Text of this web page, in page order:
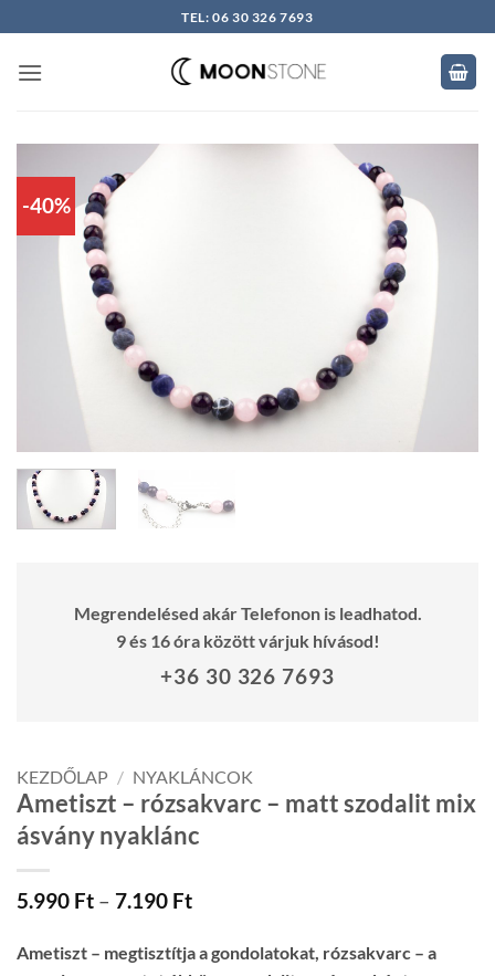
to
content
TEL: 06 30 326 7693
-40%
Megrendelésed akár Telefonon is leadhatod.
9 és 16 óra között várjuk hívásod!
+36 30 326 7693
KEZDŐLAP / NYAKLÁNCOK
Ametiszt – rózsakvarc – matt szodalit mix
ásvány nyaklánc
5.990 Ft – 7.190 FtÁrtartomány:
7.190 Ft
Ametiszt – megtisztítja a gondolatokat, rózsakvarc – a